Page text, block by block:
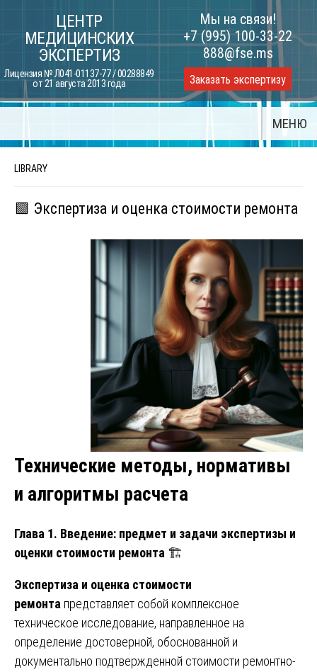
content
ЦЕНТР
МЕДИЦИНСКИХ
ЭКСПЕРТИЗ
Лицензия № Л041-01137-77 / 00288849
от 21 августа 2013 года
Мы на связи!
+7 (995) 100-33-22
888@fse.ms
Заказать экспертизу
МЕНЮ
LIBRARY
🟩 Экспертиза и оценка стоимости ремонта
Технические методы, нормативы
и алгоритмы расчета
Глава 1. Введение: предмет и задачи экспертизы и
оценки стоимости ремонта 🏗️
Экспертиза и оценка стоимости
ремонта представляет собой комплексное
техническое исследование, направленное на
определение достоверной, обоснованной и
документально подтвержденной стоимости ремонтно-